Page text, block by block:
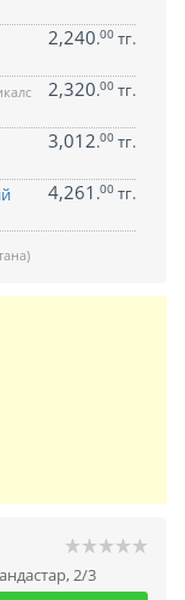
2,240.00 тг.
2,320.00 тг.
3,012.00 тг.
4,261 .00 тг.
2/3